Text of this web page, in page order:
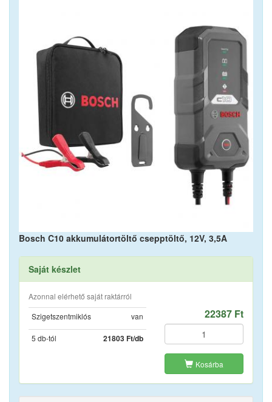
Bosch C10 akkumulátortöltő csepptöltő, 12V, 3,5A
Saját készlet
Azonnal elérhető saját raktárról
Szigetszentmiklós
van
5 db-tól 21803 Ft/db
22387 Ft
Kosárba